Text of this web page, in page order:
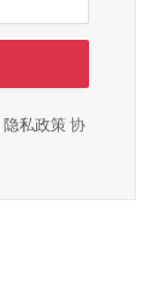
隐私政策协